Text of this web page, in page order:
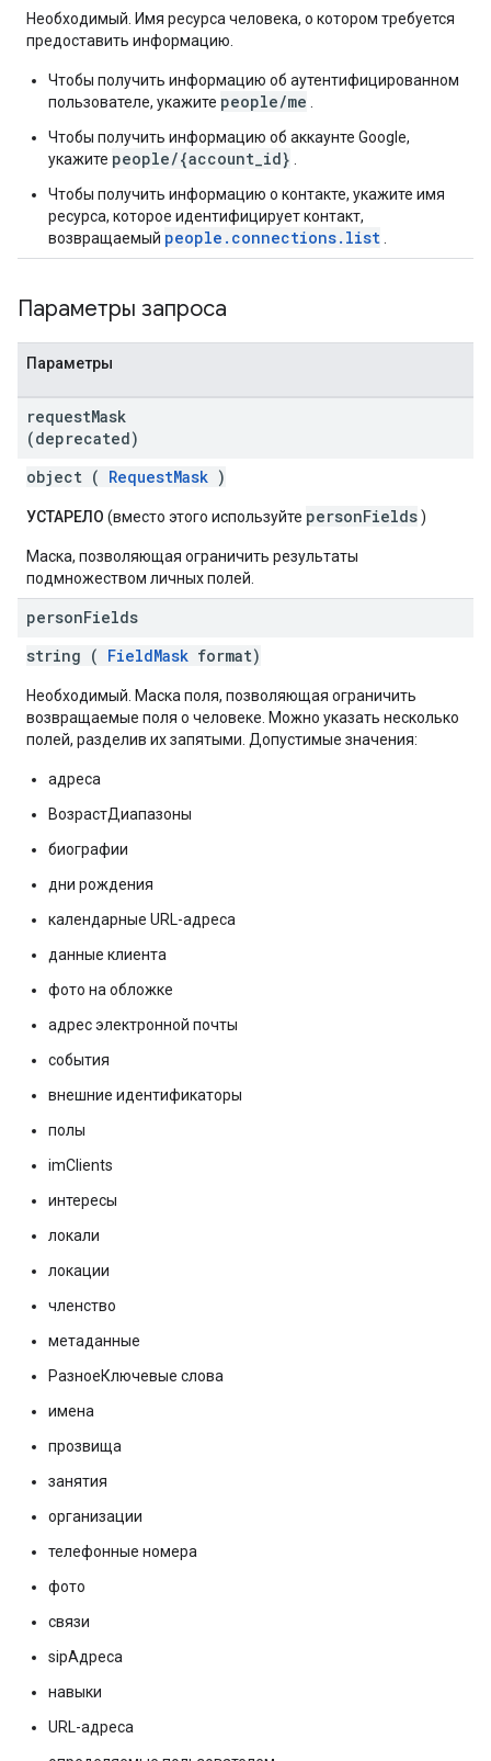
Необходимый. Имя ресурса человека, о котором требуется
предоставить информацию.
Чтобы получить информацию об аутентифицированном
пользователе, укажите people/me
Чтобы получить информацию об аккаунте Google,
укажите people/{account_id}
Чтобы получить информацию о контакте, укажите имя
ресурса, которое идентифицирует контакт,
возвращаемый people.connections.list
Параметры запроса
Параметры
requestMask
(deprecated)
object ( RequestMask )
УСТАРЕЛО (вместо этого используйте personFields)
Маска, позволяющая ограничить результаты
подмножеством личных полей.
personFields
string ( FieldMask format)
Необходимый. Маска поля, позволяющая ограничить
возвращаемые поля о человеке. Можно указать несколько
полей, разделив их запятыми. Допустимые значения:
адреса
ВозрастДиапазоны
биографии
дни рождения
календарные URL-адреса
данные клиента
фото на обложке
адрес электронной почты
события
внешние идентификаторы
полы
imClients
интересы
локали
локации
членство
метаданные
РазноеКлючевые слова
имена
прозвища
занятия
организации
телефонные номера
фото
связи
sipАдреса
навыки
URL-адреса